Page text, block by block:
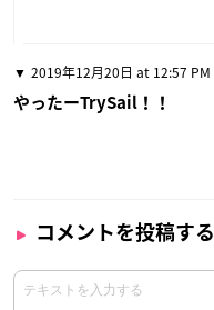
2019年12月20日 at 12:57 PM
やったーTrySail！！
コメントを投稿する